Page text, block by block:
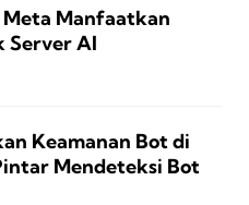
Meta Manfaatkan
Server AI
Keamanan Bot di
Mendeteksi Bot